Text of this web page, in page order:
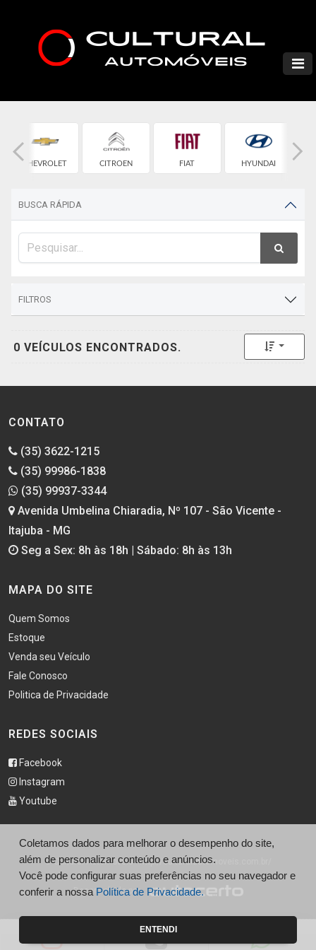
CHEVROLET CITROEN FIAT HYUNDAI
BUSCA RÁPIDA
FILTROS
0 VEÍCULOS ENCONTRADOS. Toggle
CONTATO
(35) 3622-1215
(35) 99986-1838
(35) 99937-3344
Avenida Umbelina Chiaradia, Nº 107 - São Vicente -
Itajuba - MG
Seg a Sex: 8h às 18h | Sábado: 8h às 13h
MAPA DO SITE
Quem Somos
Estoque
Venda seu Veículo
Fale Conosco
Politica de Privacidade
REDES SOCIAIS
Facebook
Instagram
Youtube
© Cultural Automoveis - http://culturalautomoveis.com.br/
Desenvolvido por
Coletamos dados para melhorar o desempenho do site,
além de personalizar conteúdo e anúncios.
Você pode configurar suas preferências no seu navegador e
conferir a nossa Política de Privacidade.
ENTENDI